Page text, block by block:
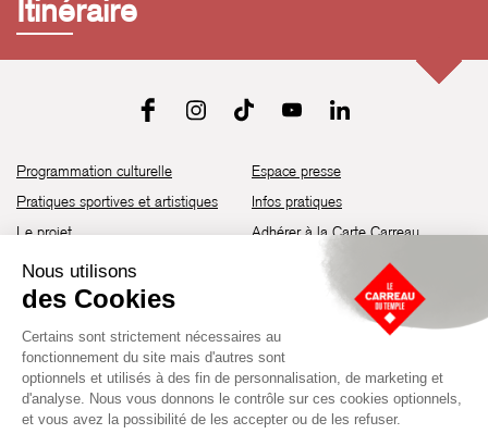
Itinéraire
Programmation culturelle
Pratiques sportives et artistiques
Le projet
Brochure de saison 25-26
Découvrir les espaces
Devenir partenaire
Espace presse
Infos pratiques
Adhérer à la Carte Carreau
Guide d’accessibilité
Établissement culturel et sportif à l’architecture industrielle de la fin du
XIXème siècle, le Carreau du Temple fut réhabilité en 2014 par la Ville